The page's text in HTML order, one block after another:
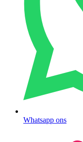
Whatsapp ons